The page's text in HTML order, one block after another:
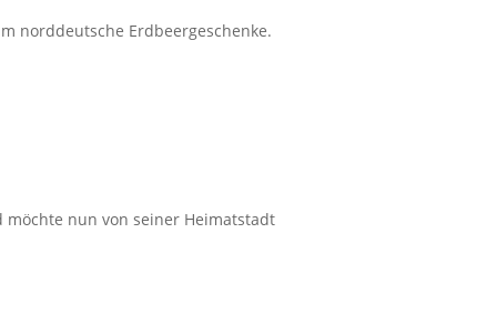
norddeutsche Erdbeergeschenke.
möchte nun von seiner Heimatstadt